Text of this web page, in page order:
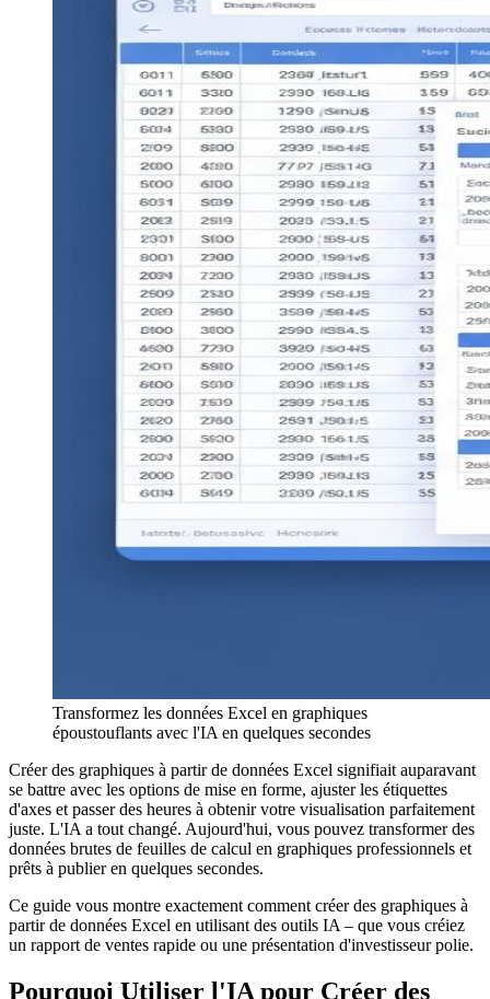
Transformez les données Excel en graphiques
époustouflants avec l'IA en quelques secondes
Créer des graphiques à partir de données Excel signifiait auparavant
se battre avec les options de mise en forme, ajuster les étiquettes
d'axes et passer des heures à obtenir votre visualisation parfaitement
juste. L'IA a tout changé. Aujourd'hui, vous pouvez transformer des
données brutes de feuilles de calcul en graphiques professionnels et
prêts à publier en quelques secondes.
Ce guide vous montre exactement comment créer des graphiques à
partir de données Excel en utilisant des outils IA – que vous créiez
un rapport de ventes rapide ou une présentation d'investisseur polie.
Pourquoi Utiliser l'IA pour Créer des